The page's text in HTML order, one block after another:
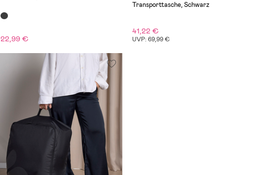
22,99 €
Transporttasche, Schwarz
41,22 €
UVP: 69,99 €